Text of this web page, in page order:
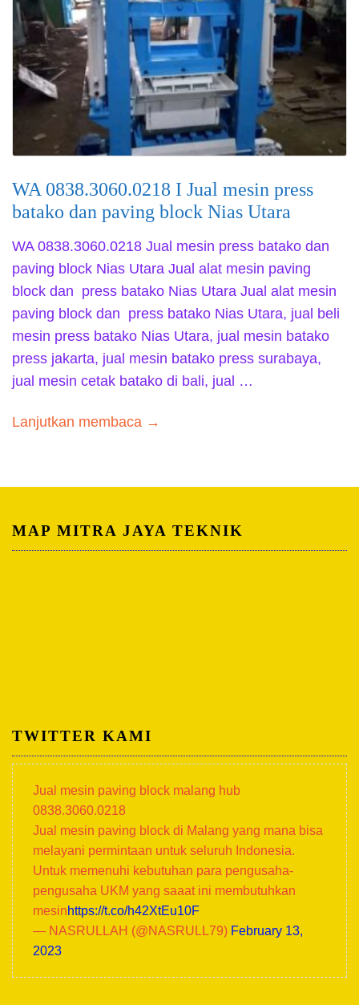
WA 0838.3060.0218 I Jual mesin press
batako dan paving block Nias Utara
WA 0838.3060.0218 Jual mesin press batako dan
paving block Nias Utara Jual alat mesin paving
block dan press batako Nias Utara Jual alat mesin
paving block dan press batako Nias Utara, jual beli
mesin press batako Nias Utara, jual mesin batako
press jakarta, jual mesin batako press surabaya,
jual mesin cetak batako di bali, jual …
Lanjutkan membaca →
MAP MITRA JAYA TEKNIK
TWITTER KAMI
Jual mesin paving block malang hub
0838.3060.0218
Jual mesin paving block di Malang yang mana bisa
melayani permintaan untuk seluruh Indonesia.
Untuk memenuhi kebutuhan para pengusaha-
pengusaha UKM yang saaat ini membutuhkan
mesinhttps://t.co/h42XtEu10F
— NASRULLAH (@NASRULL79) February 13,
2023